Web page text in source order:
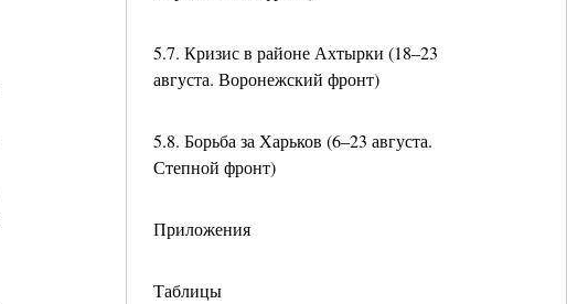
5.7. Кризис в районе Ахтырки (18–23
августа. Воронежский фронт)
5.8. Борьба за Харьков (6–23 августа.
Степной фронт)
Приложения
Таблицы